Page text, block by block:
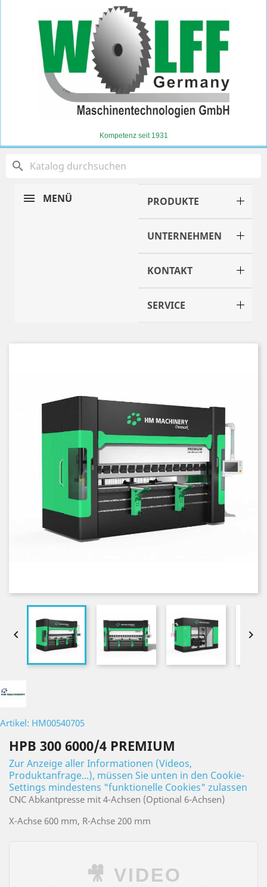
Kompetenz seit 1931
search
MENÜ PRODUKTE
UNTERNEHMEN
KONTAKT
SERVICE
 
Artikel: HM00540705
HPB 300 6000/4 PREMIUM
Zur Anzeige aller Informationen (Videos,
Produktanfrage...), müssen Sie unten in den Cookie-
Settings mindestens "funktionelle Cookies" zulassen
CNC Abkantpresse mit 4-Achsen (Optional 6-Achsen)
X-Achse 600 mm, R-Achse 200 mm
🎥 VIDEO